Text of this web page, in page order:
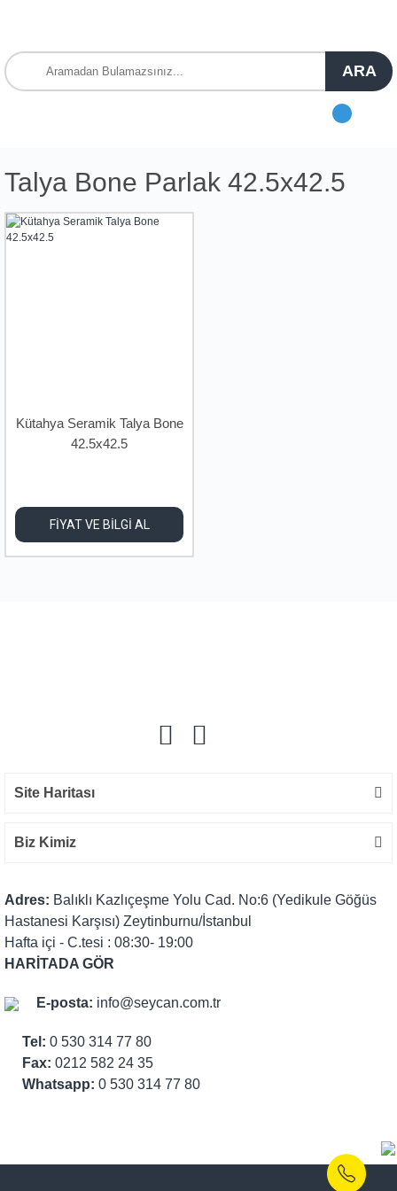
ARA
Talya Bone Parlak 42.5x42.5
Kütahya Seramik Talya Bone
42.5x42.5
FİYAT VE BİLGİ AL
Site Haritası
Biz Kimiz
Adres: Balıklı Kazlıçeşme Yolu Cad. No:6 (Yedikule Göğüs
Hastanesi Karşısı) Zeytinburnu/İstanbul
Hafta içi - C.tesi : 08:30- 19:00
HARİTADA GÖR
E-posta: info@seycan.com.tr
Tel: 0 530 314 77 80
Fax: 0212 582 24 35
Whatsapp: 0 530 314 77 80